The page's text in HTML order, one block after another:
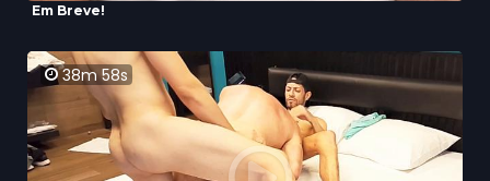
Em Breve!
38m 58s